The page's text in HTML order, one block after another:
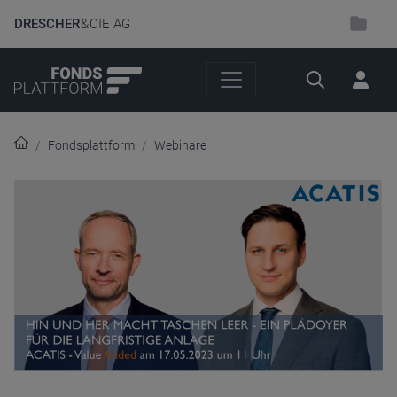
DRESCHER& CIE AG
Suche
Fondsplattform Webinare